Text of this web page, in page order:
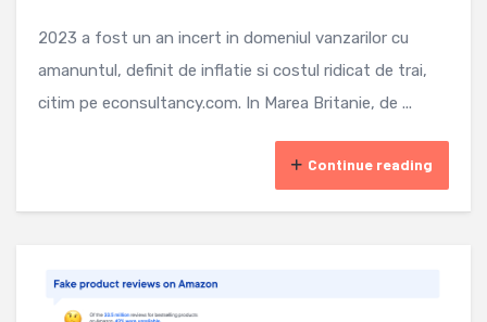
2023 a fost un an incert in domeniul vanzarilor cu
amanuntul, definit de inflatie si costul ridicat de trai,
citim pe econsultancy.com. In Marea Britanie, de ...
Continue reading